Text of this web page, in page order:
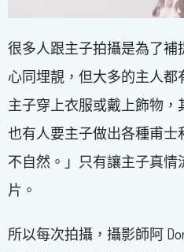
很多人跟主子拍攝是為了補
心同埋靚，但大多的主人
主子穿上衣服或戴上飾物，
也有人要主子做出各種甫士
不自然。」只有讓主子真
片。
所以每次拍攝，攝影師阿